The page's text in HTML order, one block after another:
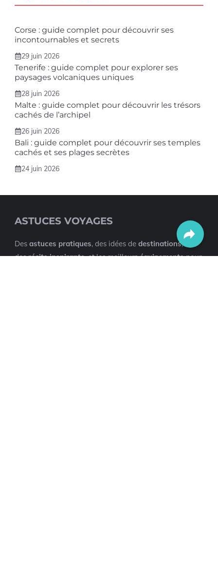
Corse : guide complet pour découvrir ses
incontournables et secrets
29 juin 2026
Tenerife : guide complet pour explorer ses
paysages volcaniques uniques
28 juin 2026
Malte : guide complet pour découvrir les trésors
cachés de l’archipel
26 juin 2026
Bali : guide complet pour découvrir ses temples
cachés et ses plages secrètes
24 juin 2026
ASTUCES VOYAGES
Des astuces pratiques, des idées de destinations,
desrécits inspirants, et les meilleurséquipementspour